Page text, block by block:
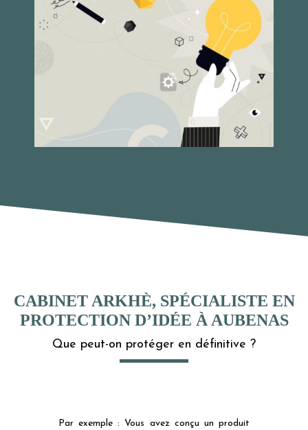
CABINET ARKHÈ, SPÉCIALISTE EN
PROTECTION D’IDÉE À AUBENAS
Que peut-on protéger en définitive ?
Par exemple : Vous avez conçu un produit